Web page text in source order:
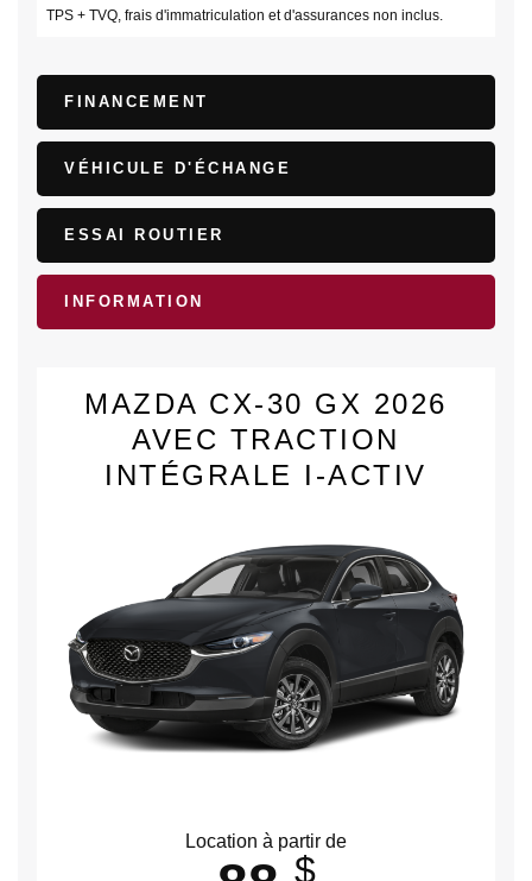
TPS + TVQ, frais d'immatriculation et d'assurances non inclus.
FINANCEMENT
VÉHICULE D'ÉCHANGE
ESSAI ROUTIER
INFORMATION
MAZDA CX-30 GX 2026
AVEC TRACTION
INTÉGRALE I-ACTIV
Location à partir de
$